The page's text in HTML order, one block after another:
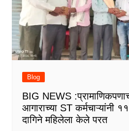
Blog
BIG NEWS
आगाराच्या ST कर्मचाऱ्यांनी
दागिने महिलेला केले परत